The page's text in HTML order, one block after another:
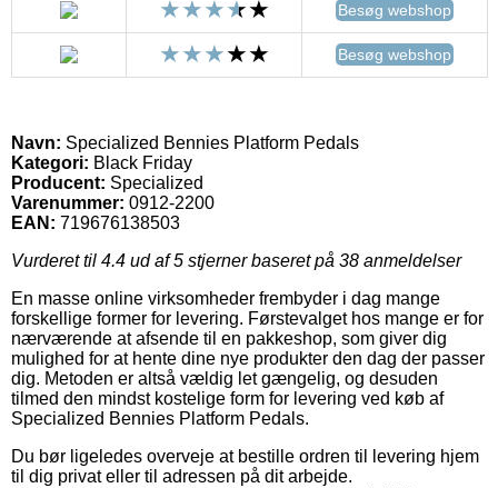
Besøg webshop
Besøg webshop
Navn: Specialized Bennies Platform Pedals
Kategori: Black Friday
Producent: Specialized
Varenummer: 0912-2200
EAN: 719676138503
Vurderet til 4.4 ud af 5 stjerner baseret på 38 anmeldelser
En masse online virksomheder frembyder i dag mange
forskellige former for levering. Førstevalget hos mange er for
nærværende at afsende til en pakkeshop, som giver dig
mulighed for at hente dine nye produkter den dag der passer
dig. Metoden er altså vældig let gængelig, og desuden
tilmed den mindst kostelige form for levering ved køb af
Specialized Bennies Platform Pedals.
Du bør ligeledes overveje at bestille ordren til levering hjem
til dig privat eller til adressen på dit arbejde.